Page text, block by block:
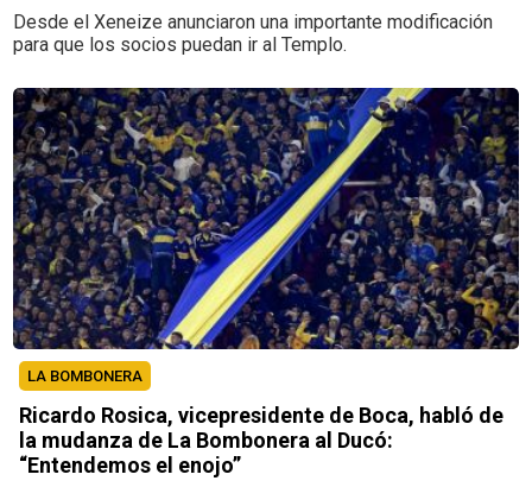
Desde el Xeneize anunciaron una importante modificación
para que los socios puedan ir al Templo.
LA BOMBONERA
Ricardo Rosica, vicepresidente de Boca, habló de
la mudanza de La Bombonera al Ducó:
“Entendemos el enojo”